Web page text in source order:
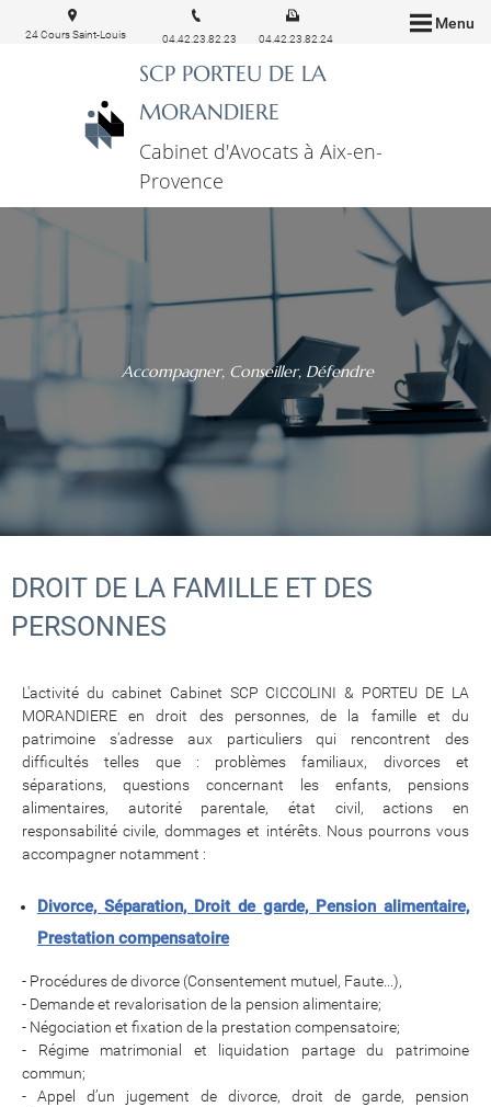
Menu
SCP PORTEU DE LA
MORANDIERE
Cabinet d'Avocats à Aix-en-
Provence
24 Cours Saint-Louis
04.42.23.82.23 04.42.23.82.24
Accompagner, Conseiller, Défendre
DROIT DE LA FAMILLE ET DES
PERSONNES
L'activité du cabinet Cabinet SCP CICCOLINI & PORTEU DE LA
MORANDIERE en droit des personnes, de la famille et du
patrimoine s'adresse aux particuliers qui rencontrent des
difficultés telles que : problèmes familiaux, divorces et
séparations, questions concernant les enfants, pensions
alimentaires, autorité parentale, état civil, actions en
responsabilité civile, dommages et intérêts. Nous pourrons vous
accompagner notamment :
Divorce, Séparation, Droit de garde, Pension alimentaire,
Prestation compensatoire
- Procédures de divorce (Consentement mutuel, Faute...),
- Demande et revalorisation de la pension alimentaire;
- Négociation et fixation de la prestation compensatoire;
- Régime matrimonial et liquidation partage du patrimoine
commun;
- Appel d’un jugement de divorce, droit de garde, pension